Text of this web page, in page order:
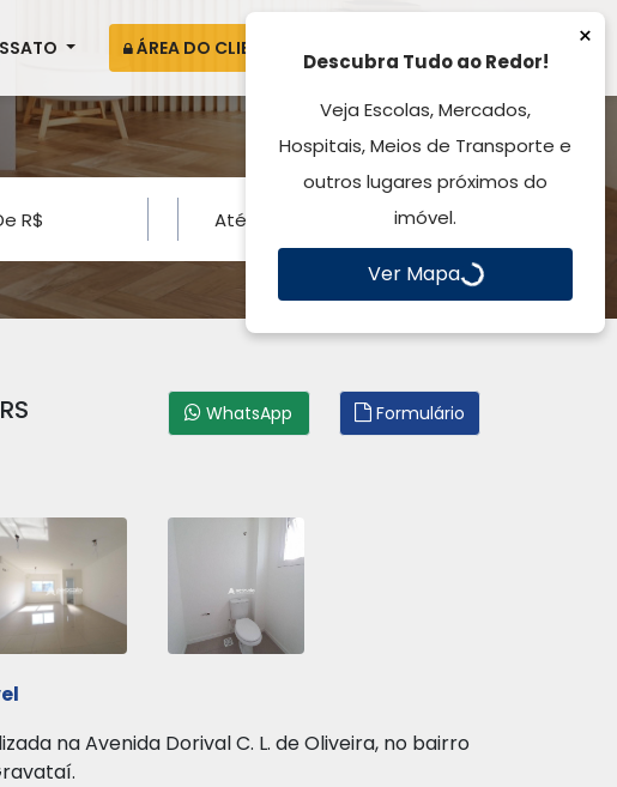
ÁREA DO CLIENTE ATENDIMENTO
WhatsApp Formulário
na Avenida Dorival C. L. de Oliveira, no bairro
×
Descubra Tudo ao Redor!
Veja Escolas, Mercados,
Hospitais, Meios de Transporte e
outros lugares próximos do
imóvel.
Ver Mapa